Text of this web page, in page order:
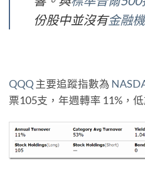
份股中並沒有金融
QQQ主要追蹤指數為
票105支，年週轉率 11%，